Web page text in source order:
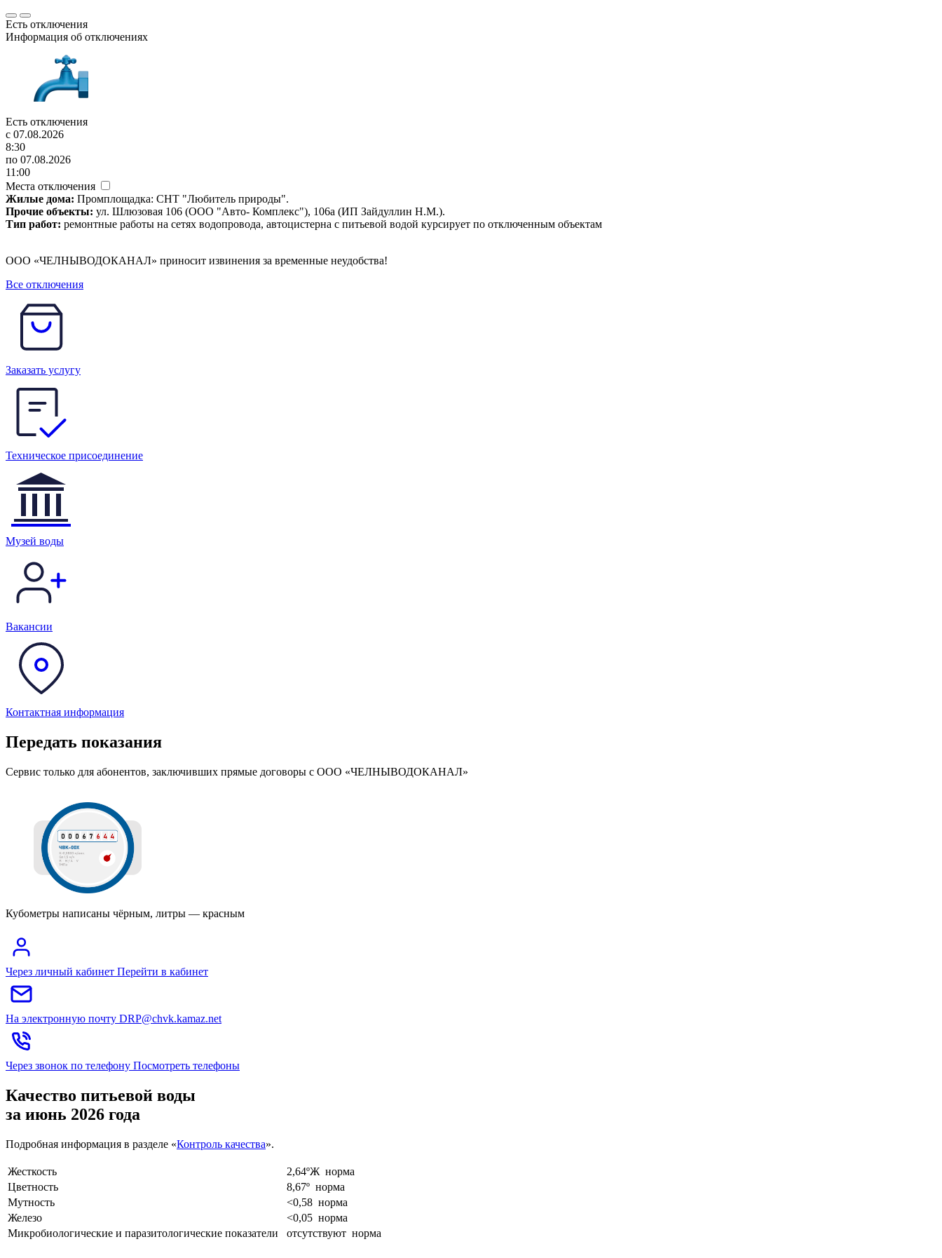
Есть отключения
Информация об отключениях
Есть отключения
c 07.08.2026
8:30
по 07.08.2026
11:00
Места отключения
Жилые дома: Промплощадка: СНТ "Любитель природы".
Прочие объекты: ул. Шлюзовая 106 (ООО "Авто- Комплекс"), 106а (ИП Зайдуллин Н.М.).
Тип работ: ремонтные работы на сетях водопровода, автоцистерна с питьевой водой курсирует по отключенным объектам
ООО «ЧЕЛНЫВОДОКАНАЛ» приносит извинения за временные неудобства!
Все отключения
Заказать услугу
Техническое присоединение
Музей воды
Вакансии
Контактная информация
Передать показания
Сервис только для абонентов, заключивших прямые договоры с ООО «ЧЕЛНЫВОДОКАНАЛ»
Кубометры написаны чёрным, литры — красным
Через личный кабинет Перейти в кабинет
На электронную почту DRP@chvk.kamaz.net
Через звонок по телефону Посмотреть телефоны
Качество питьевой воды
за июнь 2026 года
Подробная информация в разделе «Контроль качества».
Жесткость 2,64ºЖ норма
Цветность
8,67º норма
Мутность
<0,58 норма
Железо
<0,05 норма
Микробиологические и паразитологические показатели
отсутствуют норма